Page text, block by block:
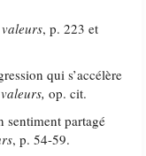
, p. 223 et
qui s’accélère
op. cit.
sentiment partagé
, p. 54-59.